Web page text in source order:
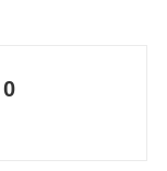
0